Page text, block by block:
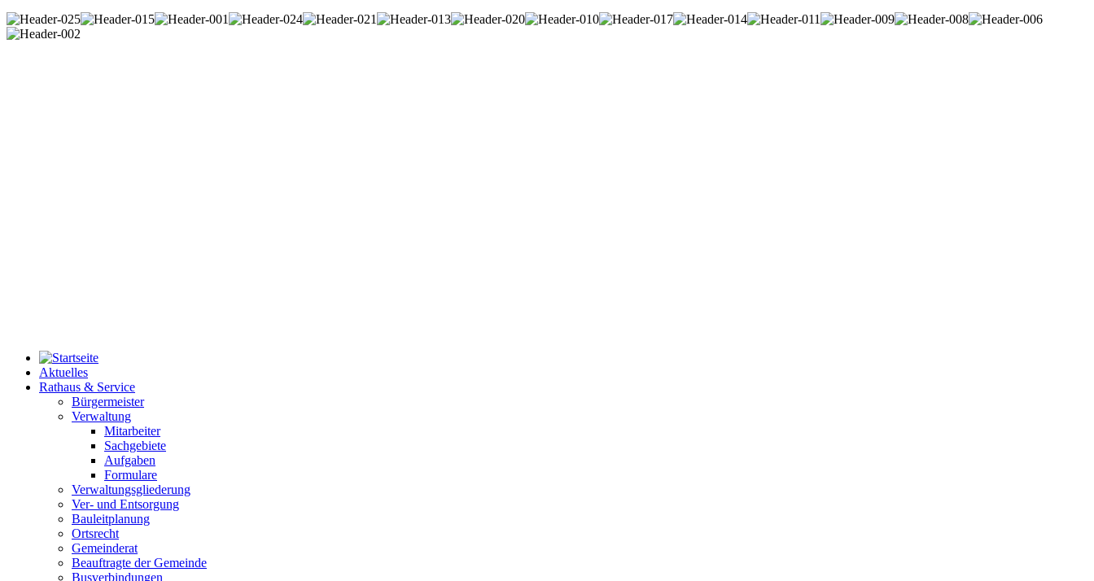
Aktuelles
Rathaus & Service
Bürgermeister
Verwaltung
Mitarbeiter
Sachgebiete
Aufgaben
Formulare
Verwaltungsgliederung
Ver- und Entsorgung
Bauleitplanung
Ortsrecht
Gemeinderat
Beauftragte der Gemeinde
Busverbindungen